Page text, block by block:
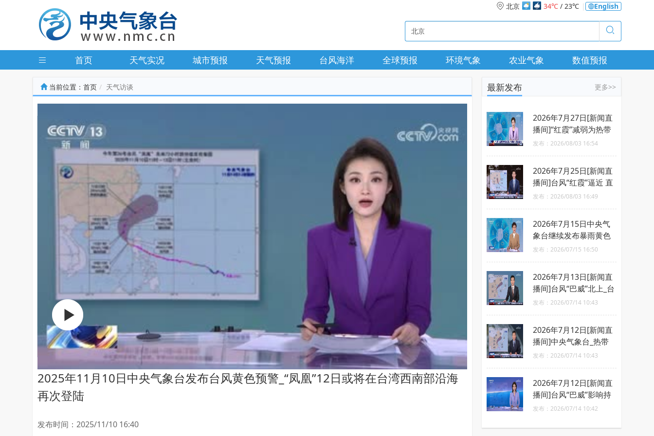
北京 34℃ / 23℃ English
首页 天气实况 城市预报 天气预报 台风海洋 全球预报 环境气象 农业气象 数值预报
当前位置： 首页 天气访谈
2025年11月10日中央气象台发布台风黄色预警_“凤凰”12日或将在台湾西南部沿海
再次登陆
发布时间：2025/11/10 16:40
最新发布 更多>>
2026年7月27日[新闻直
播间]“红霞”减弱为热带
低压 今早移入湖南境内
发布：2026/08/03 16:54
2026年7月25日[新闻直
播间]台风“红霞”逼近 直
扑广东沿海
发布：2026/08/03 16:49
2026年7月15日中央气
象台继续发布暴雨黄色
和强对流天气蓝色预警_
发布：2026/07/15 16:50
2026年7月13日[新闻直
播间]台风“巴威”北上_台
风影响东北等地_辽宁吉
发布：2026/07/14 10:43
2026年7月12日[新闻直
播间]中央气象台_热带
气旋按照风力划分为六
发布：2026/07/14 10:43
2026年7月12日[新闻直
播间]台风“巴威”影响持
续_江南东北等多地有强
发布：2026/07/14 10:42